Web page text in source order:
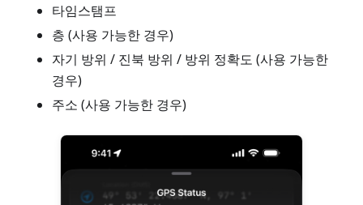
타임스탬프
층 (사용 가능한 경우)
자기 방위 / 진북 방위 / 방위 정확도 (사용 가능한
경우)
주소 (사용 가능한 경우)